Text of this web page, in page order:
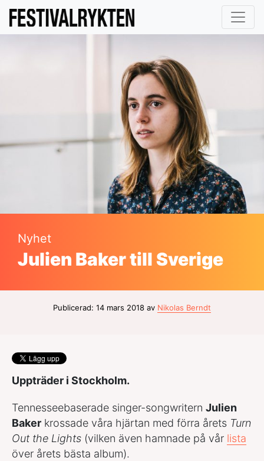
Nyhet
Julien Baker till Sverige
Publicerad: 14 mars 2018 av Nikolas Berndt
Uppträder i Stockholm.
Tennesseebaserade singer-songwritern Julien
Baker krossade våra hjärtan med förra årets Turn
Out the Lights (vilken även hamnade på vår lista
över årets bästa album).